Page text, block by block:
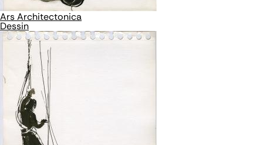
Ars Architectonica
Dessin